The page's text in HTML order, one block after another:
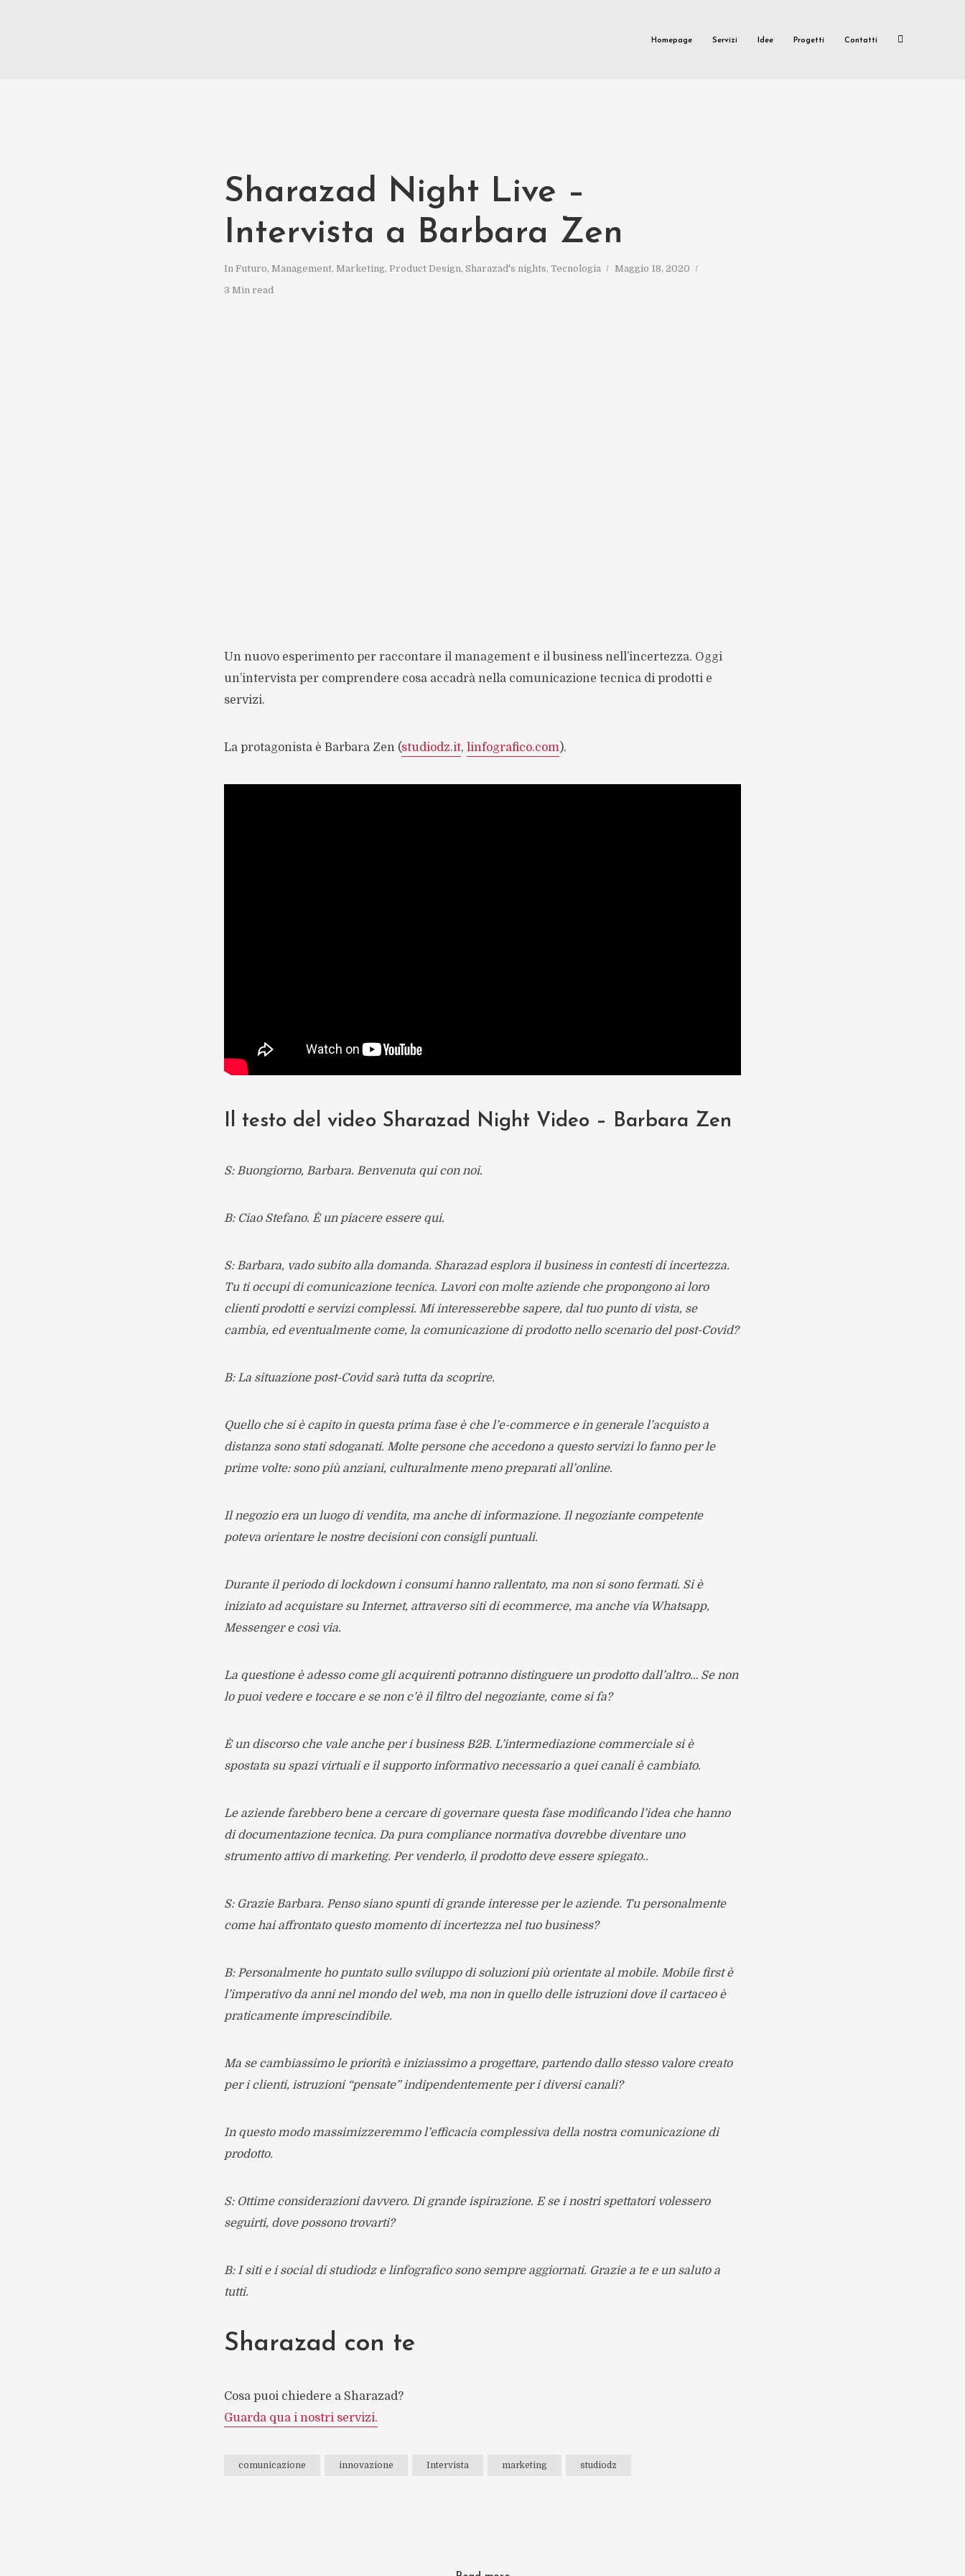
Homepage Servizi Idee Progetti Contatti
Sharazad Night Live –
Intervista a Barbara Zen
In Futuro, Management, Marketing, Product Design, Sharazad's nights, Tecnologia
Maggio 18, 2020
3 Min read
Un nuovo esperimento per raccontare il management e il business nell’incertezza. Oggi
un’intervista per comprendere cosa accadrà nella comunicazione tecnica di prodotti e
servizi.
La protagonista è Barbara Zen (studiodz.it, linfografico.com).
Il testo del video Sharazad Night Video – Barbara Zen
S: Buongiorno, Barbara. Benvenuta qui con noi.
B: Ciao Stefano. È un piacere essere qui.
S: Barbara, vado subito alla domanda. Sharazad esplora il business in contesti di incertezza.
Tu ti occupi di comunicazione tecnica. Lavori con molte aziende che propongono ai loro
clienti prodotti e servizi complessi. Mi interesserebbe sapere, dal tuo punto di vista, se
cambia, ed eventualmente come, la comunicazione di prodotto nello scenario del post-Covid?
B: La situazione post-Covid sarà tutta da scoprire.
Quello che si è capito in questa prima fase è che l’e-commerce e in generale l’acquisto a
distanza sono stati sdoganati. Molte persone che accedono a questo servizi lo fanno per le
prime volte: sono più anziani, culturalmente meno preparati all’online.
Il negozio era un luogo di vendita, ma anche di informazione. Il negoziante competente
poteva orientare le nostre decisioni con consigli puntuali.
Durante il periodo di lockdown i consumi hanno rallentato, ma non si sono fermati. Si è
iniziato ad acquistare su Internet, attraverso siti di ecommerce, ma anche via Whatsapp,
Messenger e così via.
La questione è adesso come gli acquirenti potranno distinguere un prodotto dall’altro… Se non
lo puoi vedere e toccare e se non c’è il filtro del negoziante, come si fa?
È un discorso che vale anche per i business B2B. L’intermediazione commerciale si è
spostata su spazi virtuali e il supporto informativo necessario a quei canali è cambiato.
Le aziende farebbero bene a cercare di governare questa fase modificando l’idea che hanno
di documentazione tecnica. Da pura compliance normativa dovrebbe diventare uno
strumento attivo di marketing. Per venderlo, il prodotto deve essere spiegato..
S: Grazie Barbara. Penso siano spunti di grande interesse per le aziende. Tu personalmente
come hai affrontato questo momento di incertezza nel tuo business?
B: Personalmente ho puntato sullo sviluppo di soluzioni più orientate al mobile. Mobile first è
l’imperativo da anni nel mondo del web, ma non in quello delle istruzioni dove il cartaceo è
praticamente imprescindibile.
Ma se cambiassimo le priorità e iniziassimo a progettare, partendo dallo stesso valore creato
per i clienti, istruzioni “pensate” indipendentemente per i diversi canali?
In questo modo massimizzeremmo l’efficacia complessiva della nostra comunicazione di
prodotto.
S: Ottime considerazioni davvero. Di grande ispirazione. E se i nostri spettatori volessero
seguirti, dove possono trovarti?
B: I siti e i social di studiodz e linfografico sono sempre aggiornati. Grazie a te e un saluto a
tutti.
Sharazad con te
Cosa puoi chiedere a Sharazad?
Guarda qua i nostri servizi.
comunicazione innovazione Intervista marketing studiodz